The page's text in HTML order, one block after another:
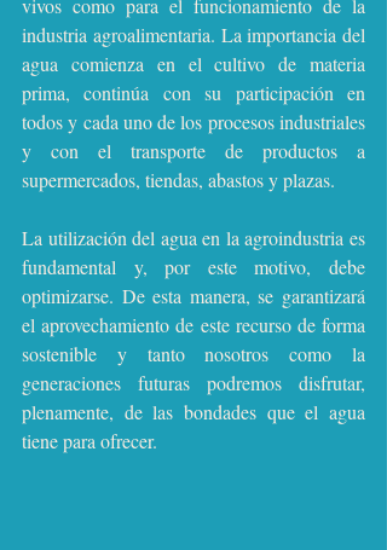
vivos como para el funcionamiento de la
industria agroalimentaria. La importancia del
agua comienza en el cultivo de materia
prima, continúa con su participación en
todos y cada uno de los procesos industriales
y con el transporte de productos a
supermercados, tiendas, abastos y plazas.
La utilización del agua en la agroindustria es
fundamental y, por este motivo, debe
optimizarse. De esta manera, se garantizará
el aprovechamiento de este recurso de forma
sostenible y tanto nosotros como la
generaciones futuras podremos disfrutar,
plenamente, de las bondades que el agua
tiene para ofrecer.